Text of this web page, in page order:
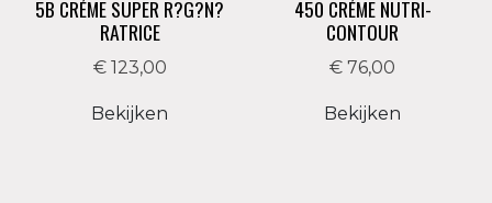
5B CRÉME SUPER R?G?N?
RATRICE
€ 123,00
Bekijken
450 CRÉME NUTRI-
CONTOUR
€ 76,00
Bekijken